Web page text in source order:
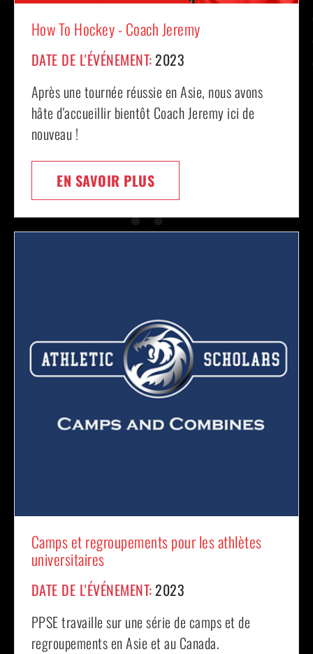
How To Hockey - Coach Jeremy
DATE DE L'ÉVÉNEMENT:2023
Après une tournée réussie en Asie, nous avons
hâte d'accueillir bientôt Coach Jeremy ici de
nouveau !
EN SAVOIR PLUS
Camps et regroupements pour les athlètes
universitaires
DATE DE L'ÉVÉNEMENT:2023
PPSE travaille sur une série de camps et de
regroupements en Asie et au Canada.